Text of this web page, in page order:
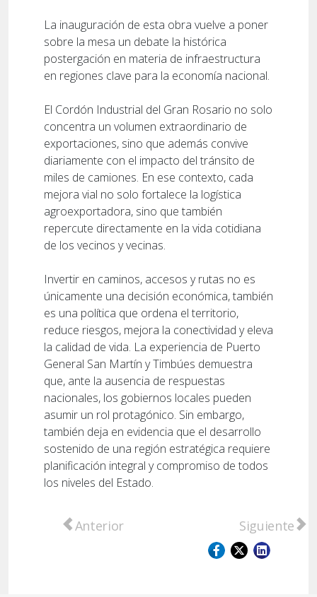
La inauguración de esta obra vuelve a poner
sobre la mesa un debate la histórica
postergación en materia de infraestructura
en regiones clave para la economía nacional.
El Cordón Industrial del Gran Rosario no solo
concentra un volumen extraordinario de
exportaciones, sino que además convive
diariamente con el impacto del tránsito de
miles de camiones. En ese contexto, cada
mejora vial no solo fortalece la logística
agroexportadora, sino que también
repercute directamente en la vida cotidiana
de los vecinos y vecinas.
Invertir en caminos, accesos y rutas no es
únicamente una decisión económica, también
es una política que ordena el territorio,
reduce riesgos, mejora la conectividad y eleva
la calidad de vida. La experiencia de Puerto
General San Martín y Timbúes demuestra
que, ante la ausencia de respuestas
nacionales, los gobiernos locales pueden
asumir un rol protagónico. Sin embargo,
también deja en evidencia que el desarrollo
sostenido de una región estratégica requiere
planificación integral y compromiso de todos
los niveles del Estado.
Artículo anterior: Caso Gonzalo Cucit:
Anterior Artículo
Siguiente